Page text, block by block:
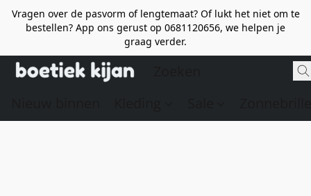
Vragen over de pasvorm of lengtemaat? Of lukt het niet om te
bestellen? App ons gerust op 0681120656, we helpen je
graag verder.